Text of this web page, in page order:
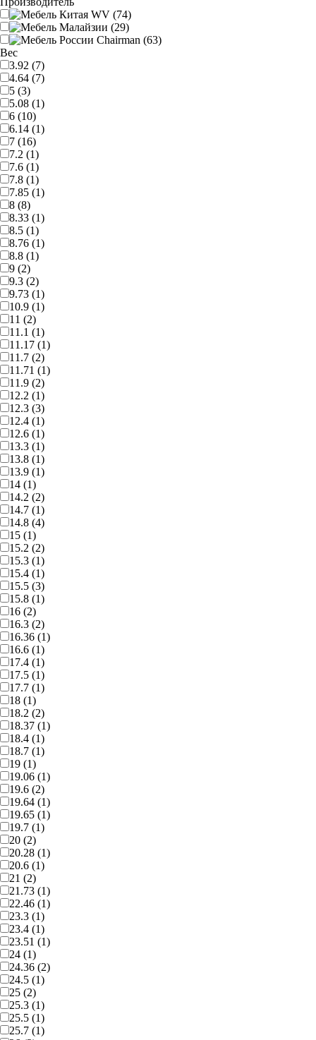
Вес
3.92 (7)
4.64 (7)
5 (3)
5.08 (1)
6 (10)
6.14 (1)
7 (16)
7.2 (1)
7.6 (1)
7.8 (1)
7.85 (1)
8 (8)
8.33 (1)
8.5 (1)
8.76 (1)
8.8 (1)
9 (2)
9.3 (2)
9.73 (1)
10.9 (1)
11 (2)
11.1 (1)
11.17 (1)
11.7 (2)
11.71 (1)
11.9 (2)
12.2 (1)
12.3 (3)
12.4 (1)
12.6 (1)
13.3 (1)
13.8 (1)
13.9 (1)
14 (1)
14.2 (2)
14.7 (1)
14.8 (4)
15 (1)
15.2 (2)
15.3 (1)
15.4 (1)
15.5 (3)
15.8 (1)
16 (2)
16.3 (2)
16.36 (1)
16.6 (1)
17.4 (1)
17.5 (1)
17.7 (1)
18 (1)
18.2 (2)
18.37 (1)
18.4 (1)
18.7 (1)
19 (1)
19.06 (1)
19.6 (2)
19.64 (1)
19.65 (1)
19.7 (1)
20 (2)
20.28 (1)
20.6 (1)
21 (2)
21.73 (1)
22.46 (1)
23.3 (1)
23.4 (1)
23.51 (1)
24 (1)
24.36 (2)
24.5 (1)
25 (2)
25.3 (1)
25.5 (1)
25.7 (1)